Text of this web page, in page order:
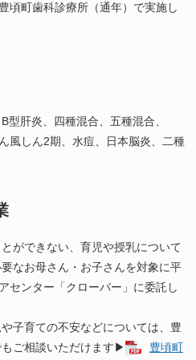
頃町歯科診療所（通年）で実施し
肝炎、四種混合、五種混合、
風しん2期、水痘、日本脳炎、二種
ができない、育児や授乳について
なお母さん・お子さんを対象に平
センター「クローバー」に委託し
子育ての不安などについては、豊
ご相談いただけます▶
豊頃町